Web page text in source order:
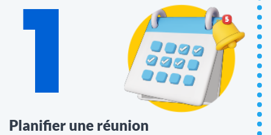
1
Planifier une réunion